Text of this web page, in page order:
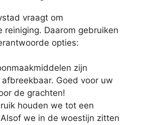
vraagt om
reiniging. Daarom gebruiken
opties:
zijn
Goed voor uw
de grachten!
houden we tot een
we in de woestijn zitten